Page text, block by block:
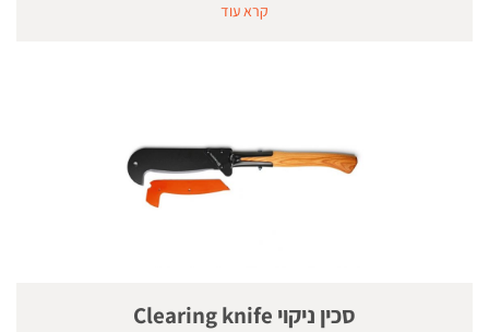
קרא עוד
סכין ניקוי Clearing knife